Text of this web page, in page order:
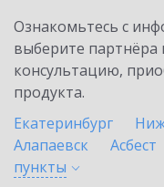
Ознакомьтесь с
выберите партнёра
консультацию,
продукта.
Екатеринбург
Алапаевск
Асбест
пункты